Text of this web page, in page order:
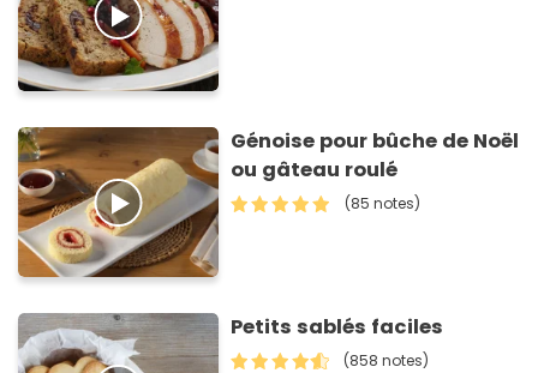
Génoise pour bûche de Noël
ou gâteau roulé
(85 notes)
Petits sablés faciles
(858 notes)